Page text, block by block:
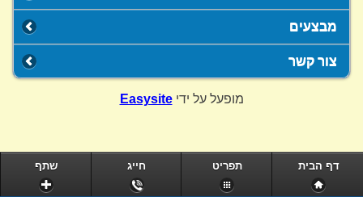
מבצעים
צור קשר
מופעל על ידיEasysite
שתף חייג תפריט דף הבית